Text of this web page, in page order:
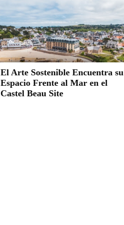
El Arte Sostenible Encuentra su
Espacio Frente al Mar en el
Castel Beau Site